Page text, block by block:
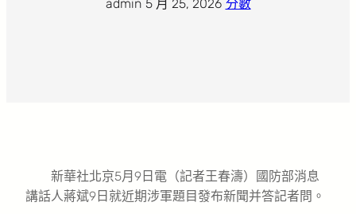
admin· 5 月 25, 2026· 分數
新華社北京5月9日電（記者王春濤）國防部消息
講話人蔣斌9日就近期涉軍題目發布新聞并答記者問。